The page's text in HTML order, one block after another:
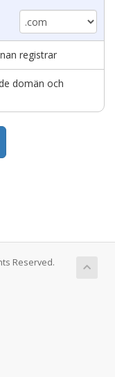
registrar
domän och
Reserved.